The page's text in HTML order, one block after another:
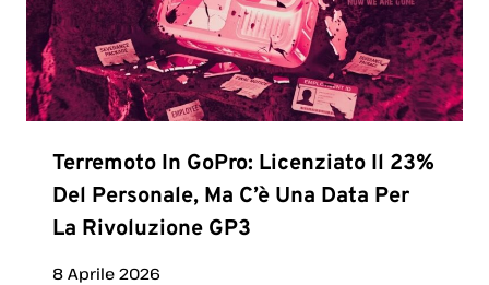
Terremoto In GoPro: Licenziato Il 23%
Del Personale, Ma C’è Una Data Per
La Rivoluzione GP3
8 Aprile 2026